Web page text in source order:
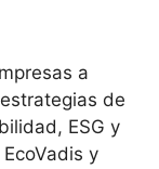
a
de
ESG y
y